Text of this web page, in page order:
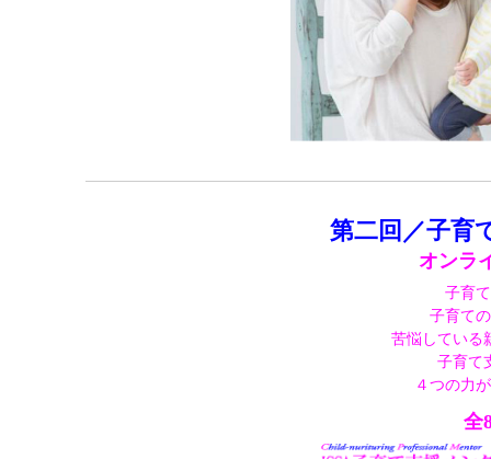
第二回／子育
オンラ
子育
子育て
苦悩している
子育て
４つの力
全